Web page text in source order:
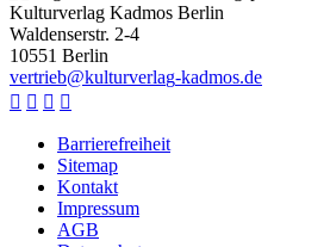
Kulturverlag Kadmos Berlin
Waldenserstr. 2-4
10551 Berlin
vertrieb@kulturverlag-kadmos.de
   
Barrierefreiheit
Sitemap
Kontakt
Impressum
AGB